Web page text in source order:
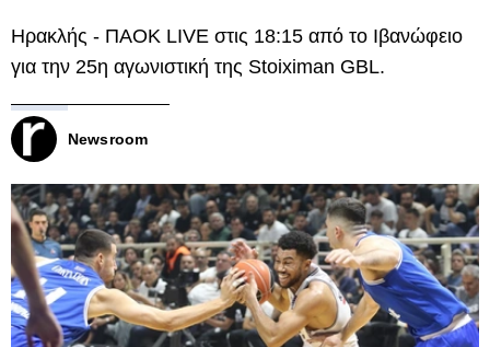
Ηρακλής - ΠΑΟΚ LIVE στις 18:15 από το Ιβανώφειο
για την 25η αγωνιστική της Stoiximan GBL.
Newsroom